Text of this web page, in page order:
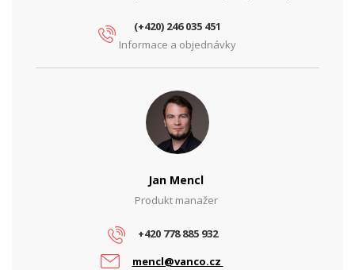
(+420) 246 035 451
Informace a objednávky
Jan Mencl
Produkt manažer
+420 778 885 932
mencl@vanco.cz